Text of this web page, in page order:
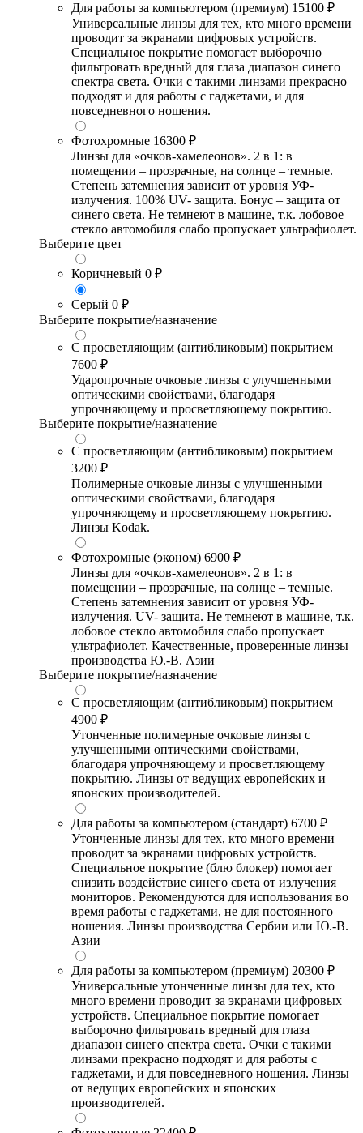
Для работы за компьютером (премиум) 15100 ₽
Универсальные линзы для тех, кто много времени
проводит за экранами цифровых устройств.
Специальное покрытие помогает выборочно
фильтровать вредный для глаза диапазон синего
спектра света. Очки с такими линзами прекрасно
подходят и для работы с гаджетами, и для
повседневного ношения.
Фотохромные 16300 ₽
Линзы для «очков-хамелеонов». 2 в 1: в
помещении – прозрачные, на солнце – темные.
Степень затемнения зависит от уровня УФ-
излучения. 100% UV- защита. Бонус – защита от
синего света. Не темнеют в машине, т.к. лобовое
стекло автомобиля слабо пропускает ультрафиолет.
Выберите цвет
Коричневый 0 ₽
Серый 0 ₽
Выберите покрытие/назначение
С просветляющим (антибликовым) покрытием
7600 ₽
Ударопрочные очковые линзы с улучшенными
оптическими свойствами, благодаря
упрочняющему и просветляющему покрытию.
Выберите покрытие/назначение
С просветляющим (антибликовым) покрытием
3200 ₽
Полимерные очковые линзы с улучшенными
оптическими свойствами, благодаря
упрочняющему и просветляющему покрытию.
Линзы Kodak.
Фотохромные (эконом) 6900 ₽
Линзы для «очков-хамелеонов». 2 в 1: в
помещении – прозрачные, на солнце – темные.
Степень затемнения зависит от уровня УФ-
излучения. UV- защита. Не темнеют в машине, т.к.
лобовое стекло автомобиля слабо пропускает
ультрафиолет. Качественные, проверенные линзы
производства Ю.-В. Азии
Выберите покрытие/назначение
С просветляющим (антибликовым) покрытием
4900 ₽
Утонченные полимерные очковые линзы с
улучшенными оптическими свойствами,
благодаря упрочняющему и просветляющему
покрытию. Линзы от ведущих европейских и
японских производителей.
Для работы за компьютером (стандарт) 6700 ₽
Утонченные линзы для тех, кто много времени
проводит за экранами цифровых устройств.
Специальное покрытие (блю блокер) помогает
снизить воздействие синего света от излучения
мониторов. Рекомендуются для использования во
время работы с гаджетами, не для постоянного
ношения. Линзы производства Сербии или Ю.-В.
Азии
Для работы за компьютером (премиум) 20300 ₽
Универсальные утонченные линзы для тех, кто
много времени проводит за экранами цифровых
устройств. Специальное покрытие помогает
выборочно фильтровать вредный для глаза
диапазон синего спектра света. Очки с такими
линзами прекрасно подходят и для работы с
гаджетами, и для повседневного ношения. Линзы
от ведущих европейских и японских
производителей.